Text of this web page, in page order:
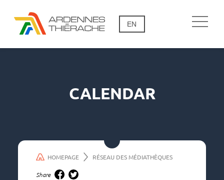
EN
CALENDAR
HOMEPAGE RÉSEAU DES MÉDIATHÈQUES
Share